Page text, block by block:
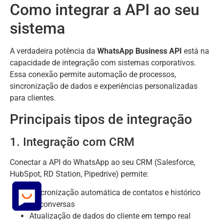
Como integrar a API ao seu
sistema
A verdadeira potência da WhatsApp Business API está na
capacidade de integração com sistemas corporativos.
Essa conexão permite automação de processos,
sincronização de dados e experiências personalizadas
para clientes.
Principais tipos de integração
1. Integração com CRM
Conectar a API do WhatsApp ao seu CRM (Salesforce,
HubSpot, RD Station, Pipedrive) permite:
Sincronização automática de contatos e histórico
de conversas
Atualização de dados do cliente em tempo real